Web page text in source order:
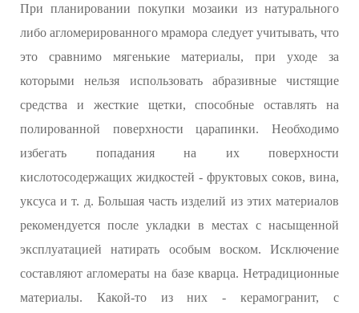
При планировании покупки мозаики из натурального
либо агломерированного мрамора следует учитывать, что
это сравнимо мягенькие материалы, при уходе за
которыми нельзя использовать абразивные чистящие
средства и жесткие щетки, способные оставлять на
полированной поверхности царапинки. Необходимо
избегать попадания на их поверхности
кислотосодержащих жидкостей - фруктовых соков, вина,
уксуса и т. д. Большая часть изделий из этих материалов
рекомендуется после укладки в местах с насыщенной
эксплуатацией натирать особым воском. Исключение
составляют агломераты на базе кварца. Нетрадиционные
материалы. Какой-то из них - керамогранит, с